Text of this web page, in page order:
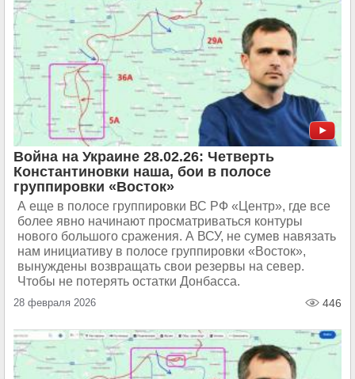
Война на Украине 28.02.26: Четверть
Константиновки наша, бои в полосе
группировки «Восток»
А еще в полосе группировки ВС РФ «Центр», где все
более явно начинают просматриваться контуры
нового большого сражения. А ВСУ, не сумев навязать
нам инициативу в полосе группировки «Восток»,
вынуждены возвращать свои резервы на север.
Чтобы не потерять остатки Донбасса.
28 февраля 2026 446